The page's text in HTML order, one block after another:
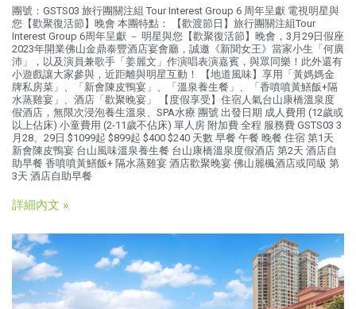
團號：GSTS03 旅行團關注組 Tour Interest Group 6 周年呈獻 電視明星與
您【歡聚復活節】晚會 本團特點： 【歡渡節日】旅行團關注組Tour
Interest Group 6周年呈獻 － 明星與您【歡聚復活節】晚會，3月29日假座
2023年開業佛山金鼎泰豐酒店宴會廳，誠邀《新聞女王》當家小生「何廣
沛」，以及演員兼歌手「姜麗文」作演唱表演嘉賓，與眾同樂！此外還有
小遊戲讓大家參與，近距離與明星互動！ 【地道風味】享用「黃媽媽金
牌私房菜」、「新會陳皮鴨宴」、「溫泉養生餐」、「香噴噴黃鱔飯+隔
水蒸雞宴」、酒店「歡聚晚宴」 【度假享受】住宿人氣台山康橋溫泉度
假酒店，無限次浸泡養生溫泉、SPA水療 團號 出發日期 成人費用 (12歲或
以上佔床) 小童費用 (2-11歲不佔床) 單人房 附加費 全程 服務費 GSTS03 3
月28、29日 $1099起 $899起 $400 $240 天數 早餐 午餐 晚餐 住宿 第1天
新會陳皮鴨宴 台山風味溫泉養生餐 台山康橋溫泉度假酒店 第2天 酒店自
助早餐 香噴噴黃鱔飯+ 隔水蒸雞宴 酒店歡聚晚宴 佛山麗楓酒店或同級 第
3天 酒店自助早餐
詳細內文 »